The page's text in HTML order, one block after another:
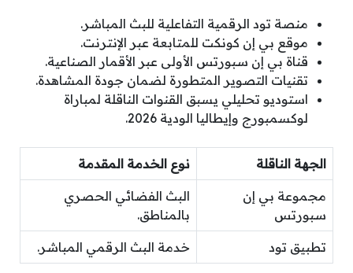
منصة تود الرقمية التفاعلية للبث المباشر.
موقع بي إن كونكت للمتابعة عبر الإنترنت.
قناة بي إن سبورتس الأولى عبر الأقمار الصناعية.
تقنيات التصوير المتطورة لضمان جودة المشاهدة.
استوديو تحليلي يسبق القنوات الناقلة لمباراة
لوكسمبورج وإيطاليا الودية 2026.
الجهة الناقلة نوع الخدمة المقدمة
مجموعة بي إن
سبورتس
البث الفضائي الحصري
بالمناطق.
تطبيق تود خدمة البث الرقمي المباشر.